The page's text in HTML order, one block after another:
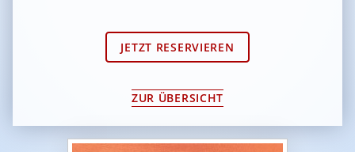
JETZT RESERVIEREN
ZUR ÜBERSICHT